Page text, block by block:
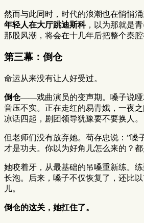
然而与此同时，时代的浪潮也在悄悄涌
年轻人在大厅跳迪斯科，以为那就是
那股风潮，将会在十几年后把整个秦腔
第三幕：倒仓
命运从来没有让人好受过。
倒仓——戏曲演员的变声期。嗓子说哑
音压不实。正在走红的易青娥，一夜
凉话四起，剧团领导犹豫要不要换人。
但老师们没有放弃她。苟存忠说：”嗓
才是功夫。你以为好角儿怎么来的？
她咬着牙，从最基础的吊嗓重新练。
长泡。后来，嗓子不仅恢复了，还比
儿。
倒仓的这关，她扛住了。